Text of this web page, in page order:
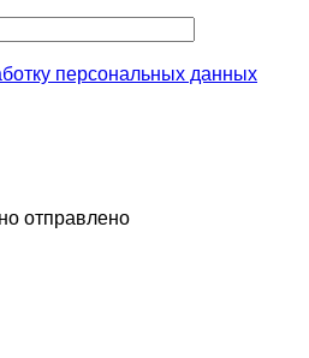
персональных данных
отправлено